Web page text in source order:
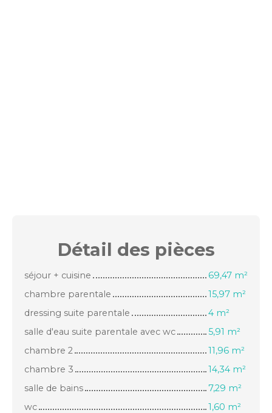
Détail des pièces
séjour + cuisine
69,47 m²
chambre parentale
15,97 m²
dressing suite parentale
4 m²
salle d'eau suite parentale avec wc
5,91 m²
chambre 2
11,96 m²
chambre 3
14,34 m²
salle de bains
7,29 m²
wc
1,60 m²